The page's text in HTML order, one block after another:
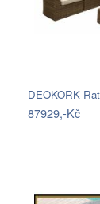
DEOKORK
87929,-Kč